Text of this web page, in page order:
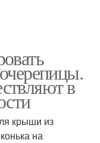
в
крыши из
на